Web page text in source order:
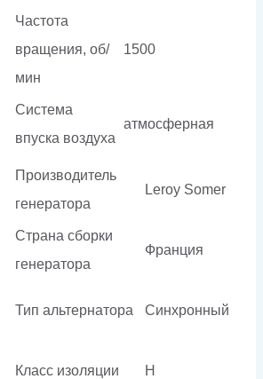
Частота
вращения, об/
мин
1500
Система
впуска воздуха
атмосферная
Производитель
генератора
Leroy Somer
Страна сборки
генератора
Франция
Тип альтернатора Синхронный
Класс изоляции H